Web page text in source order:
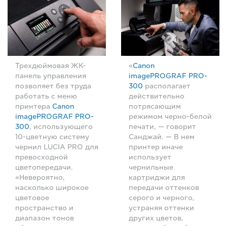
Трехдюймовая ЖК-
панель управления
позволяет без труда
работать с меню
принтера Canon
imagePROGRAF PRO-
300, использующего
10-цветную систему
чернил LUCIA PRO для
превосходной
цветопередачи.
«Невероятно,
насколько широкое
цветовое
пространство и
диапазон тонов
«Canon
imagePROGRAF PRO-
300 располагает
действительно
потрясающим
режимом черно-белой
печати, — говорит
Санджай. — В нем
принтер иначе
использует
чернильные
картриджи для
передачи оттенков
серого и черного,
устраняя оттенки
других цветов,